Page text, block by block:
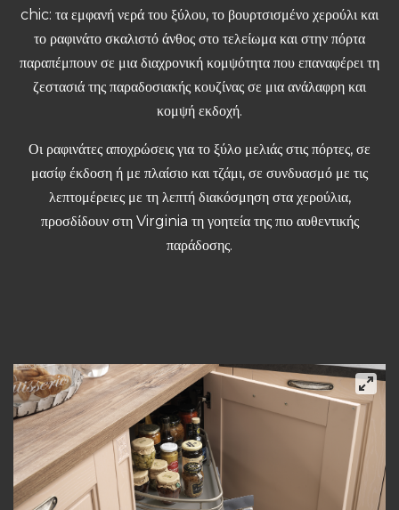
chic: τα εμφανή νερά του ξύλου, το βουρτσισμένο χερούλι και
το ραφινάτο σκαλιστό άνθος στο τελείωμα και στην πόρτα
παραπέμπουν σε μια διαχρονική κομψότητα που επαναφέρει τη
ζεστασιά της παραδοσιακής κουζίνας σε μια ανάλαφρη και
κομψή εκδοχή.
Οι ραφινάτες αποχρώσεις για το ξύλο μελιάς στις πόρτες, σε
μασίφ έκδοση ή με πλαίσιο και τζάμι, σε συνδυασμό με τις
λεπτομέρειες με τη λεπτή διακόσμηση στα χερούλια,
προσδίδουν στη Virginia τη γοητεία της πιο αυθεντικής
παράδοσης.